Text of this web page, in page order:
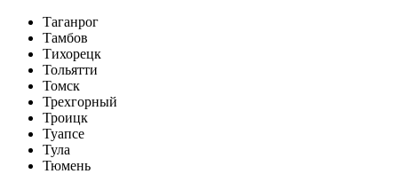
Таганрог
Тамбов
Тихорецк
Тольятти
Томск
Трехгорный
Троицк
Туапсе
Тула
Тюмень